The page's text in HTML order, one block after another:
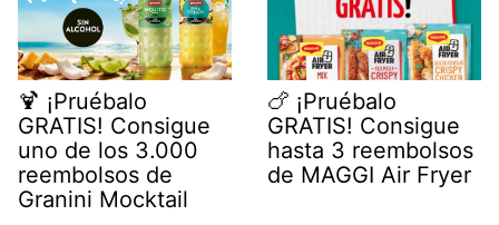
🍹 ¡Pruébalo
GRATIS! Consigue
uno de los 3.000
reembolsos de
Granini Mocktail
🍗 ¡Pruébalo
GRATIS! Consigue
hasta 3 reembolsos
de MAGGI Air Fryer